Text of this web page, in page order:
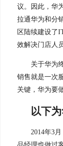
议。因此，华
拉通华为和分
区陆续建设了
效解决门店人
关于华为
销售就是一次
关键，华为要
以下
2014年3